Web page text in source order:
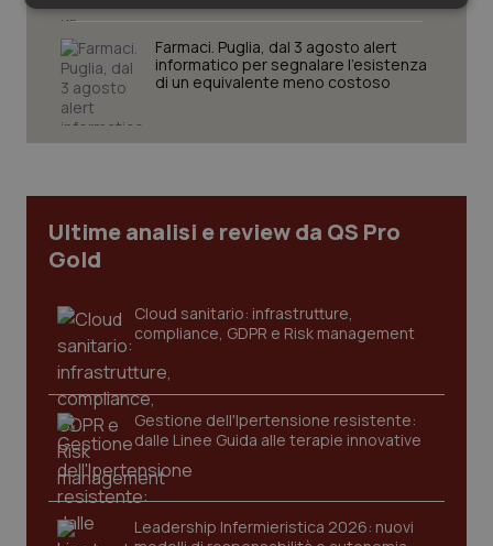
Tumori gastrointestinali
Ulcera & Reflusso
Vaccini
Farmaci. Puglia, dal 3 agosto alert
informatico per segnalare l’esistenza
di un equivalente meno costoso
Ultime analisi e review da QS Pro
Gold
Cloud sanitario: infrastrutture,
compliance, GDPR e Risk management
Gestione dell'Ipertensione resistente:
dalle Linee Guida alle terapie innovative
Leadership Infermieristica 2026: nuovi
Necessari Statistici Marketing
sito web abilitandone funzionalità di base quali la
navigazione sulle pagine e l'accesso alle aree
protette del sito. Il sito web non è in grado di
Nome
Fornitore/
VISITOR_PRIVACY_METADATA
YouTube